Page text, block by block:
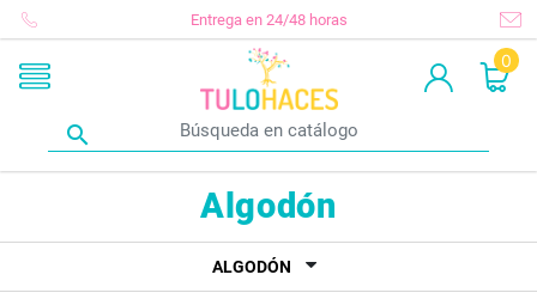
Entrega en 24/48 horas
0

Algodón
ALGODÓN